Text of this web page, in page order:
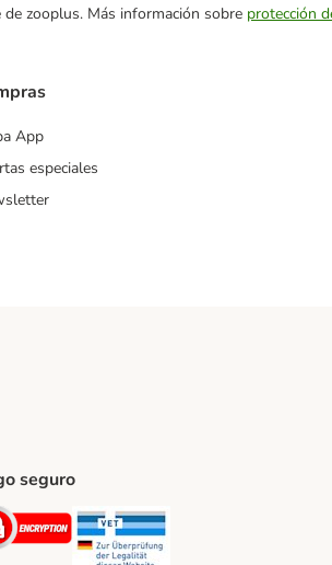
zooplus. Más información sobre protección
App
especiales
seguro
Security